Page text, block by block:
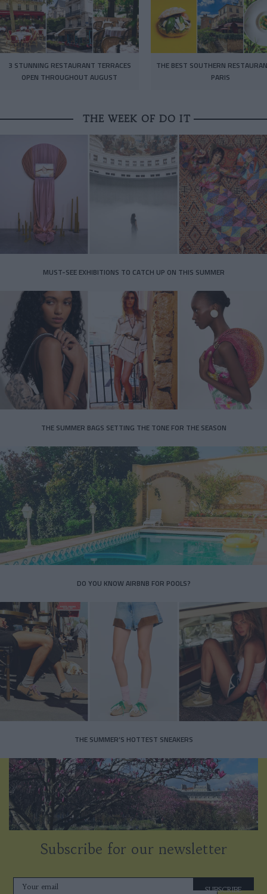
3 STUNNING RESTAURANT TERRACES
OPEN THROUGHOUT AUGUST
THE BEST SOUTHERN
PARIS
THE WEEK OF DO IT
MUST-SEE EXHIBITIONS TO CATCH UP ON THIS SUMMER
THE SUMMER BAGS SETTING THE TONE FOR THE SEASON
DO YOU KNOW AIRBNB FOR POOLS?
THE SUMMER’S HOTTEST SNEAKERS
Subscribe for our newsletter
SUBSCRIBE